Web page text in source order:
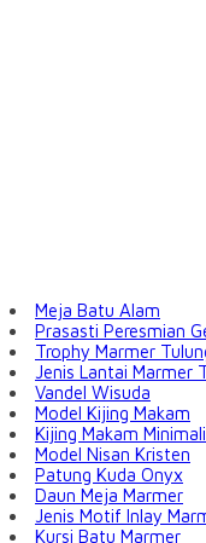
Meja Batu Alam
Prasasti Peresmian
Trophy Marmer
Jenis Lantai Marmer
Vandel Wisuda
Model Kijing Makam
Kijing Makam
Model Nisan Kristen
Patung Kuda Onyx
Daun Meja Marmer
Jenis Motif Inlay
Kursi Batu Marmer